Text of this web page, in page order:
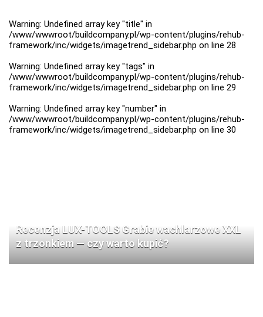
Warning: Undefined array key "title" in
/www/wwwroot/buildcompany.pl/wp-content/plugins/rehub-
framework/inc/widgets/imagetrend_sidebar.php on line 28
Warning: Undefined array key "tags" in
/www/wwwroot/buildcompany.pl/wp-content/plugins/rehub-
framework/inc/widgets/imagetrend_sidebar.php on line 29
Warning: Undefined array key "number" in
/www/wwwroot/buildcompany.pl/wp-content/plugins/rehub-
framework/inc/widgets/imagetrend_sidebar.php on line 30
Recenzja LUX-TOOLS Grabie wachlarzowe XXL
z trzonkiem — czy warto kupić?